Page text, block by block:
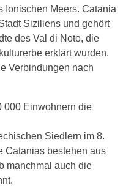
Ionischen Meers. Catania
Siziliens und gehört
des Val di Noto, die
erklärt wurden.
Verbindungen nach
000 Einwohnern die
Siedlern im 8.
Catanias bestehen aus
manchmal auch die